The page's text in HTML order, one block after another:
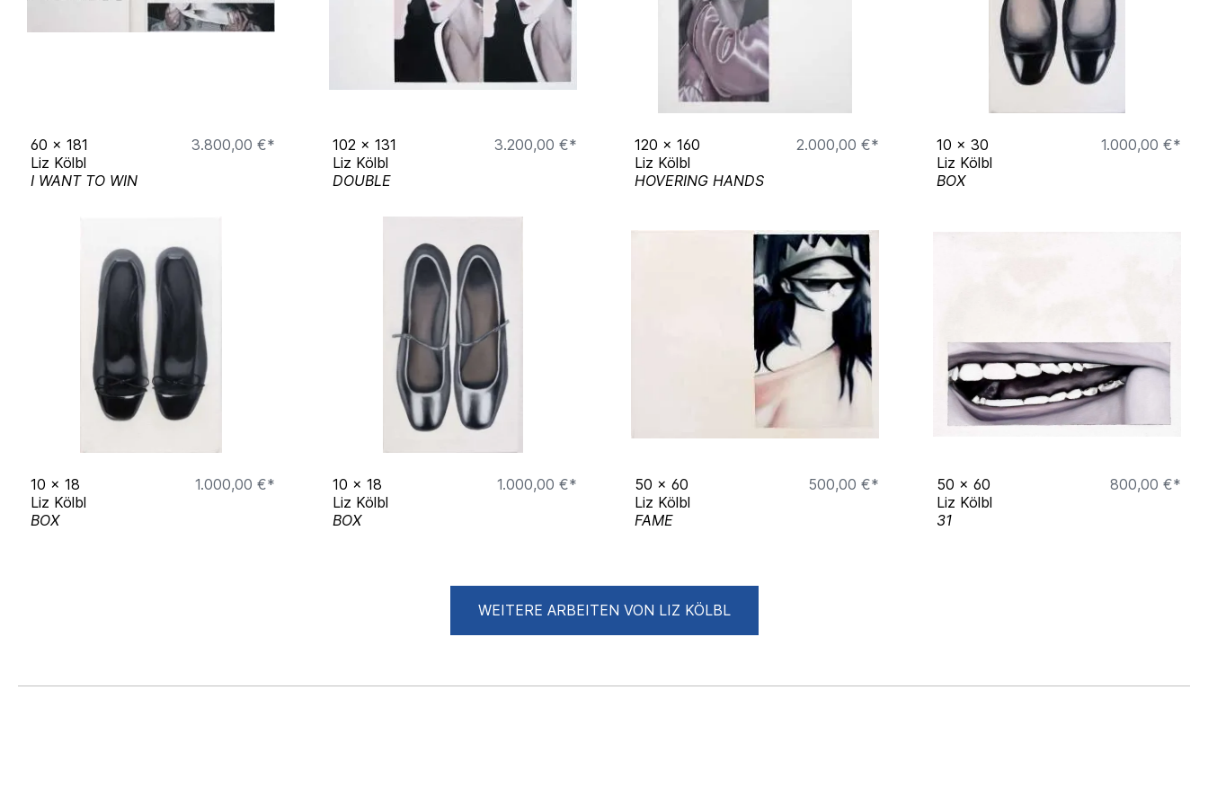
60 x 181
3.800,00 €*
Liz Kölbl
I WANT TO WIN
102 x 131
3.200,00 €*
Liz Kölbl
DOUBLE
120 x 160
2.000,00 €*
Liz Kölbl
HOVERING HANDS
10 x 30
1.000,00 €*
Liz Kölbl
BOX
10 x 18
1.000,00 €*
Liz Kölbl
BOX
10 x 18
1.000,00 €*
Liz Kölbl
BOX
50 x 60
500,00 €*
Liz Kölbl
FAME
50 x 60
800,00 €*
Liz Kölbl
31
WEITERE ARBEITEN VON LIZ KÖLBL